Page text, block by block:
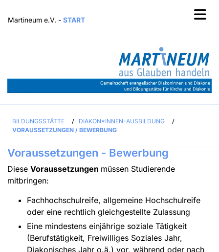
Martineum e.V. - START
BILDUNGSSTÄTTE / DIAKON*INNEN-AUSBILDUNG /
VORAUSSETZUNGEN / BEWERBUNG
Voraussetzungen - Bewerbung
Diese Voraussetzungen müssen Studierende
mitbringen:
Fachhochschulreife, allgemeine Hochschulreife
oder eine rechtlich gleichgestellte Zulassung
Eine mindestens einjährige soziale Tätigkeit
(Berufstätigkeit, Freiwilliges Soziales Jahr,
Diakonisches Jahr o.ä.) vor, während oder nach